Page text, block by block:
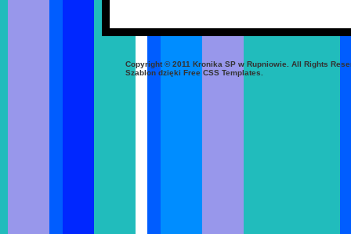
Copyright © 2011 Kronika SP w Rupniowie. All Rights
Szablon dzięki Free CSS Templates.